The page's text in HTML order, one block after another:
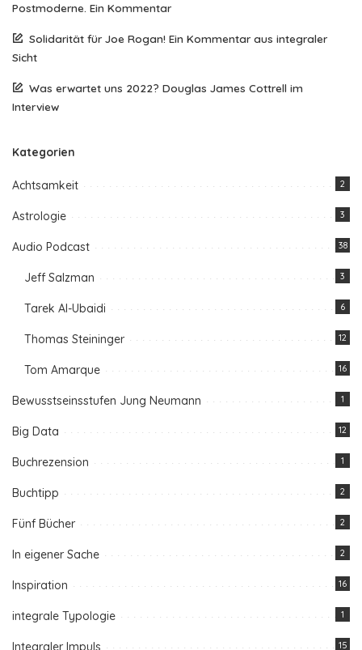
Postmoderne. Ein Kommentar
Solidarität für Joe Rogan! Ein Kommentar aus integraler
Sicht
Was erwartet uns 2022? Douglas James Cottrell im
Interview
Kategorien
Achtsamkeit 2
Astrologie 3
Audio Podcast 38
Jeff Salzman 3
Tarek Al-Ubaidi 6
Thomas Steininger 12
Tom Amarque 16
Bewusstseinsstufen Jung Neumann 1
Big Data 12
Buchrezension 1
Buchtipp 2
Fünf Bücher 2
In eigener Sache 2
Inspiration 16
integrale Typologie 1
Integraler Impuls 15